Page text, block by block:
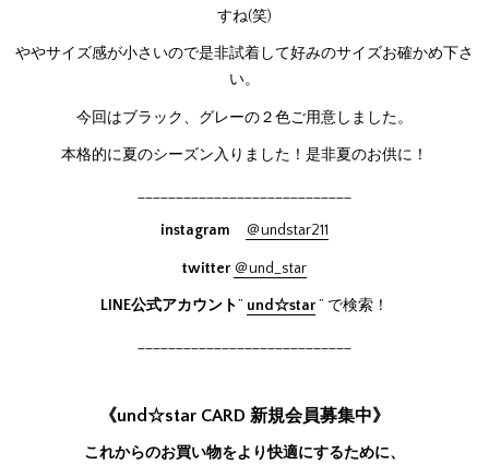
すね(笑)
ややサイズ感が小さいので是非試着して好みのサイズお確かめ下さ
い。
今回はブラック、グレーの２色ご用意しました。
本格的に夏のシーズン入りました！是非夏のお供に！
instagram ＠undstar211
twitter ＠und_star
LINE公式アカウント” und☆star” で検索！
《und☆star CARD 新規会員募集中》
これからのお買い物をより快適にするために、